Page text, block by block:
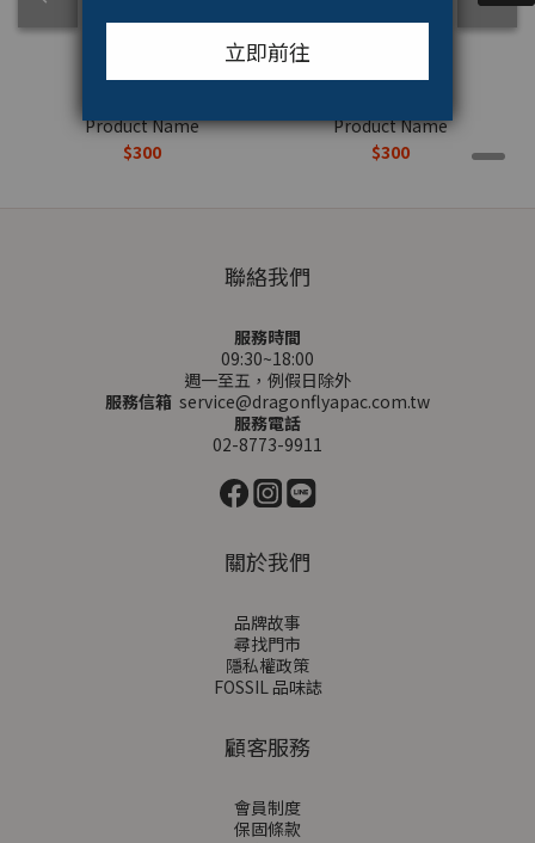
Product Name
$300
Product Name
$300
聯絡我們
服務時間
09:30~18:00
週一至五，例假日除外
服務信箱 service@dragonflyapac.com.tw
服務電話
02-8773-9911
關於我們
品牌故事
尋找門市
隱私權政策
FOSSIL 品味誌
顧客服務
會員制度
保固條款